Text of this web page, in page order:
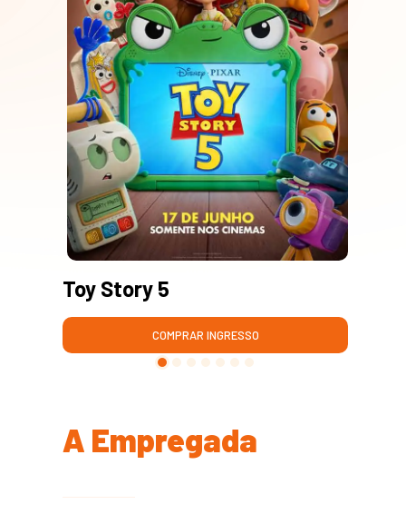
Toy Story 5
COMPRAR INGRESSO
A Empregada